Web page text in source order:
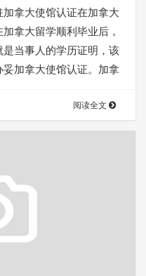
拿大使馆认证在加拿大
拿大留学顺利毕业后，
当事人的学历证明，该
加拿大使馆认证。加拿
阅读全文